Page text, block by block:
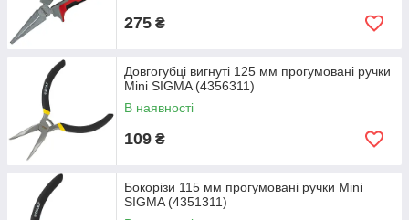
275 ₴
Довгогубці вигнуті 125 мм прогумовані ручки
Mini SIGMA (4356311)
В наявності
109 ₴
Бокорізи 115 мм прогумовані ручки Mini
SIGMA (4351311)